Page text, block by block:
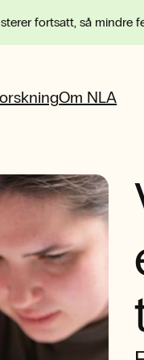
fortsatt, så mindre
Om NLA